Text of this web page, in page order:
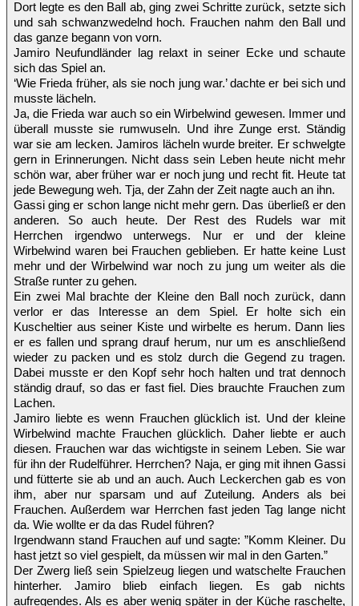
Dort legte es den Ball ab, ging zwei Schritte zurück, setzte sich
und sah schwanzwedelnd hoch. Frauchen nahm den Ball und
das ganze begann von vorn.
Jamiro Neufundländer lag relaxt in seiner Ecke und schaute
sich das Spiel an.
‘Wie Frieda früher, als sie noch jung war.’ dachte er bei sich und
musste lächeln.
Ja, die Frieda war auch so ein Wirbelwind gewesen. Immer und
überall musste sie rumwuseln. Und ihre Zunge erst. Ständig
war sie am lecken. Jamiros lächeln wurde breiter. Er schwelgte
gern in Erinnerungen. Nicht dass sein Leben heute nicht mehr
schön war, aber früher war er noch jung und recht fit. Heute tat
jede Bewegung weh. Tja, der Zahn der Zeit nagte auch an ihn.
Gassi ging er schon lange nicht mehr gern. Das überließ er den
anderen. So auch heute. Der Rest des Rudels war mit
Herrchen irgendwo unterwegs. Nur er und der kleine
Wirbelwind waren bei Frauchen geblieben. Er hatte keine Lust
mehr und der Wirbelwind war noch zu jung um weiter als die
Straße runter zu gehen.
Ein zwei Mal brachte der Kleine den Ball noch zurück, dann
verlor er das Interesse an dem Spiel. Er holte sich ein
Kuscheltier aus seiner Kiste und wirbelte es herum. Dann lies
er es fallen und sprang drauf herum, nur um es anschließend
wieder zu packen und es stolz durch die Gegend zu tragen.
Dabei musste er den Kopf sehr hoch halten und trat dennoch
ständig drauf, so das er fast fiel. Dies brauchte Frauchen zum
Lachen.
Jamiro liebte es wenn Frauchen glücklich ist. Und der kleine
Wirbelwind machte Frauchen glücklich. Daher liebte er auch
diesen. Frauchen war das wichtigste in seinem Leben. Sie war
für ihn der Rudelführer. Herrchen? Naja, er ging mit ihnen Gassi
und fütterte sie ab und an auch. Auch Leckerchen gab es von
ihm, aber nur sparsam und auf Zuteilung. Anders als bei
Frauchen. Außerdem war Herrchen fast jeden Tag lange nicht
da. Wie wollte er da das Rudel führen?
Irgendwann stand Frauchen auf und sagte: ”Komm Kleiner. Du
hast jetzt so viel gespielt, da müssen wir mal in den Garten.”
Der Zwerg ließ sein Spielzeug liegen und watschelte Frauchen
hinterher. Jamiro blieb einfach liegen. Es gab nichts
aufregendes. Als es aber wenig später in der Küche raschelte,